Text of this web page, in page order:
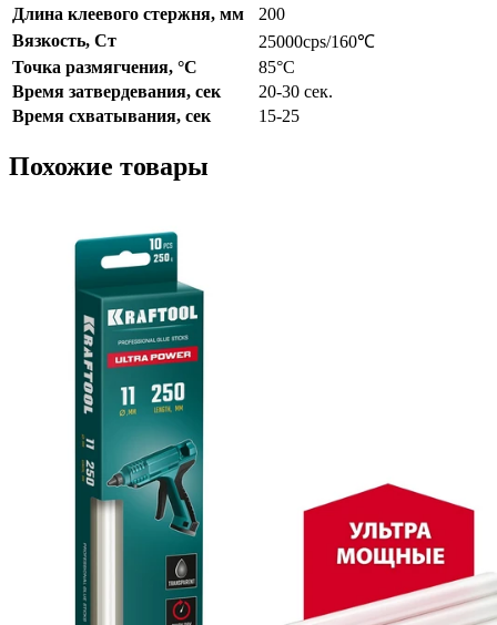
Длина клеевого стержня, мм
200
Вязкость, Ст
25000cps/160℃
Точка размягчения, °C
85°C
Время затвердевания, сек
20-30 сек.
Время схватывания, сек
15-25
Похожие товары